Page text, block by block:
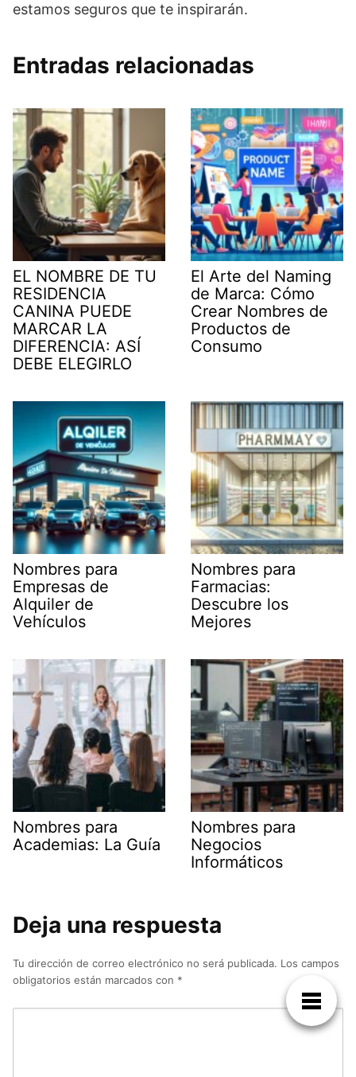
estamos seguros que te inspirarán.
Entradas relacionadas
EL NOMBRE DE TU
RESIDENCIA
CANINA PUEDE
MARCAR LA
DIFERENCIA: ASÍ
DEBE ELEGIRLO
El Arte del Naming
de Marca: Cómo
Crear Nombres de
Productos de
Consumo
Nombres para
Empresas de
Alquiler de
Vehículos
Nombres para
Farmacias:
Descubre los
Mejores
Nombres para
Academias: La Guía
Nombres para
Negocios
Informáticos
Deja una respuesta
Tu dirección de correo electrónico no será publicada. Los campos
obligatorios están marcados con *